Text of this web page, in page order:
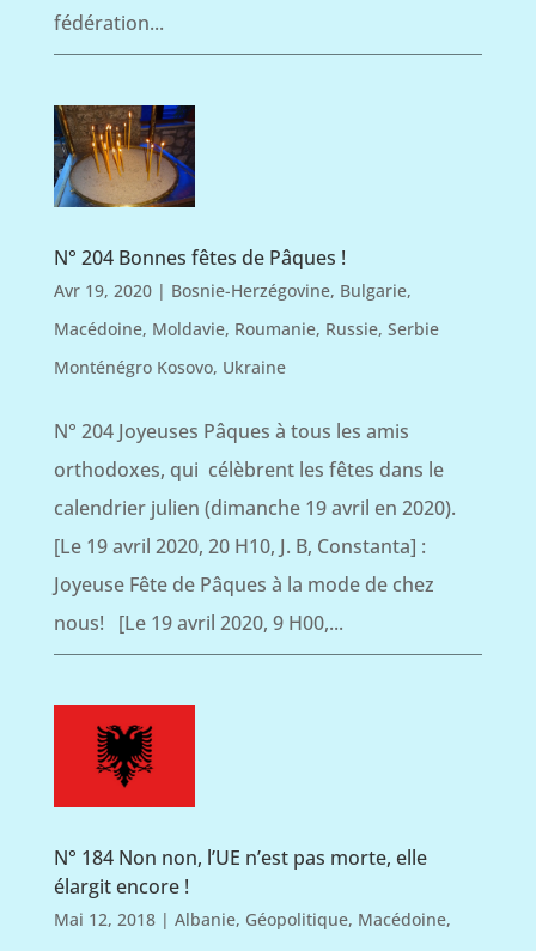
fédération...
N° 204 Bonnes fêtes de Pâques !
Avr 19, 2020| Bosnie-Herzégovine, Bulgarie,
Macédoine, Moldavie, Roumanie, Russie, Serbie
Monténégro Kosovo, Ukraine
N° 204 Joyeuses Pâques à tous les amis
orthodoxes, qui célèbrent les fêtes dans le
calendrier julien (dimanche 19 avril en 2020).
[Le 19 avril 2020, 20 H10, J. B, Constanta] :
Joyeuse Fête de Pâques à la mode de chez
nous! [Le 19 avril 2020, 9 H00,...
N° 184 Non non, l’UE n’est pas morte, elle
élargit encore !
Mai 12, 2018| Albanie, Géopolitique, Macédoine,